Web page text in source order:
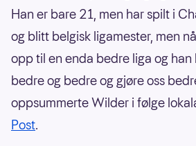
Han er bare 21, men har spilt i
og blitt belgisk ligamester, men
opp til en enda bedre liga og han
bedre og bedre og gjøre oss
oppsummerte Wilder i følge
Post.